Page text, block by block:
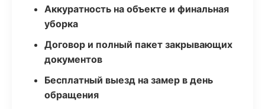
Аккуратность на объекте и финальная
уборка
Договор и полный пакет закрывающих
документов
Бесплатный выезд на замер в день
обращения